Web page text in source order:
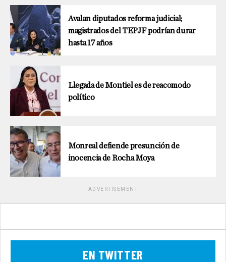
Avalan diputados reforma judicial;
magistrados del TEPJF podrían durar
hasta 17 años
Llegada de Montiel es de reacomodo
político
Monreal defiende presunción de
inocencia de Rocha Moya
ADVERTISEMENT
EN TWITTER